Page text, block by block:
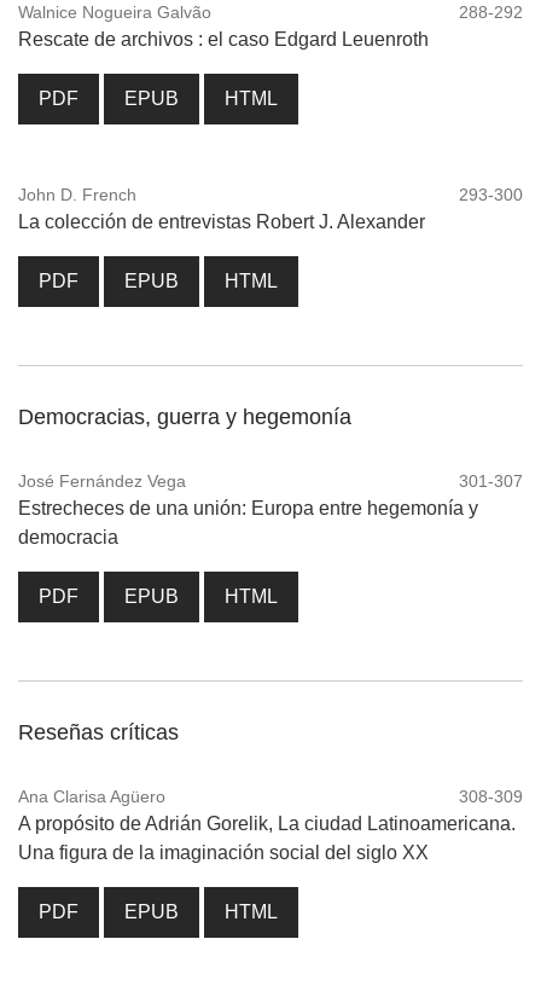
Walnice Nogueira Galvão 288-292
Rescate de archivos : el caso Edgard Leuenroth
PDF EPUB HTML
John D. French 293-300
La colección de entrevistas Robert J. Alexander
PDF EPUB HTML
Democracias, guerra y hegemonía
José Fernández Vega 301-307
Estrecheces de una unión: Europa entre hegemonía y
democracia
PDF EPUB HTML
Reseñas críticas
Ana Clarisa Agüero 308-309
A propósito de Adrián Gorelik, La ciudad Latinoamericana.
Una figura de la imaginación social del siglo XX
PDF EPUB HTML